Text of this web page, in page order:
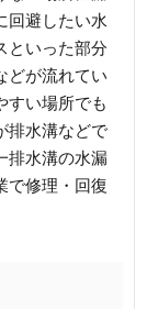
回避したい水
といった部分
どが流れてい
すい場所でも
排水溝などで
排水溝の水漏
で修理・回復